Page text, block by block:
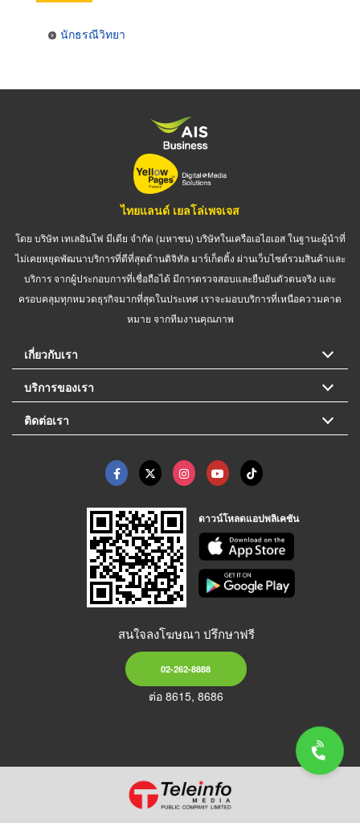
นักธรณีวิทยา
ไทยแลนด์ เยลโล่เพจเจส
โดย บริษัท เทเลอินโฟ มีเดีย จำกัด (มหาชน) บริษัทในเครือเอไอเอส ในฐานะผู้นำที่
ไม่เคยหยุดพัฒนาบริการที่ดีที่สุดด้านดิจิทัล มาร์เก็ตติ้ง ผ่านเว็บไซต์รวมสินค้าและ
บริการ จากผู้ประกอบการที่เชื่อถือได้ มีการตรวจสอบและยืนยันตัวตนจริง และ
ครอบคลุมทุกหมวดธุรกิจมากที่สุดในประเทศ เราจะมอบบริการที่เหนือความคาด
หมาย จากทีมงานคุณภาพ
เกี่ยวกับเรา
บริการของเรา
ติดต่อเรา
ดาวน์โหลดแอปพลิเคชัน
สนใจลงโฆษณา ปรึกษาฟรี
02-262-8888
ต่อ 8615, 8686